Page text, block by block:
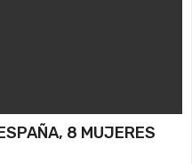
8 MUJERES